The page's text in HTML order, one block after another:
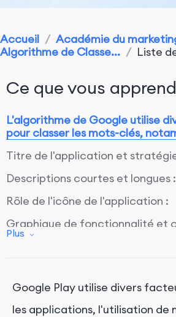
Accueil / Académie du
Algorithme de Classe... / Liste
Ce que vous
L'algorithme de Google utilise
pour classer les mots-clés,
Titre de l'application et
Descriptions courtes et longues :
Rôle de l'icône de l'application :
Graphique de fonctionnalité et
de l'application :
Notes et avis sur Google Play :
Plus
Google Play utilise divers
les applications, l'utilisation de